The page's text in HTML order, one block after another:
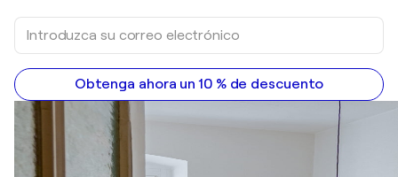
Obtenga ahora un 10 % de descuento